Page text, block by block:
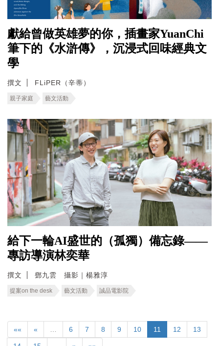
獻給曾做英雄夢的你，插畫家YuanChi
筆下的《水滸傳》，沉浸式回味經典文
學
撰文 FLiPER（辛蒂）
親子家庭 藝文活動
給下一輪AI盛世的（孤獨）備忘錄——
專訪導演林奕華
撰文 鄧九雲 攝影｜楊雅淳
提案on the desk 藝文活動 誠品電影院
«« « 6 7 8 9 10 11 12 13